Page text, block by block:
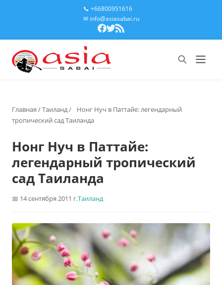
📞 +66800951616
✉ info@asiasabai.ru
Главная /Таиланд/
Нонг Нуч в Паттайе: легендарный
тропический сад Таиланда
Нонг Нуч в Паттайе:
легендарный тропический
сад Таиланда
14 сентября 2011 г.Таиланд